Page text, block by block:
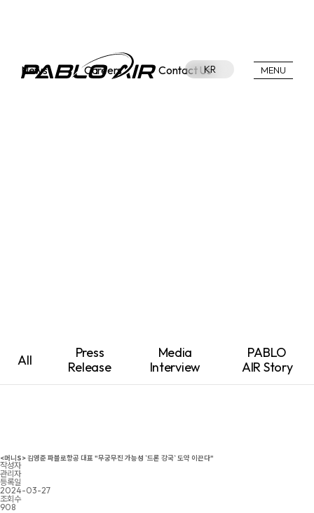
KR MENU
News Careers Contact Us
All
Press
Release
Media
Interview
PABLO
AIR Story
<머니S> 김영준 파블로항공 대표 "무궁무진 가능성 `드론 강국` 도약 이끈다"
작성자
관리자
등록일
2024-03-27
조회수
908